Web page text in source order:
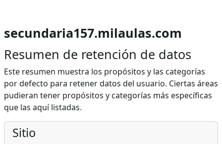
secundaria157.milaulas.com
Resumen de retención de datos
Este resumen muestra los propósitos y las categorías
por defecto para retener datos del usuario. Ciertas áreas
pudieran tener propósitos y categorías más específicas
que las aquí listadas.
Sitio